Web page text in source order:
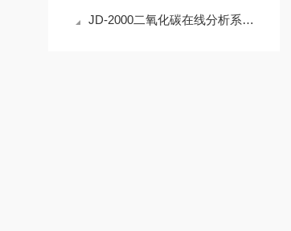
JD-2000二氧化碳在线分析系统技术详解